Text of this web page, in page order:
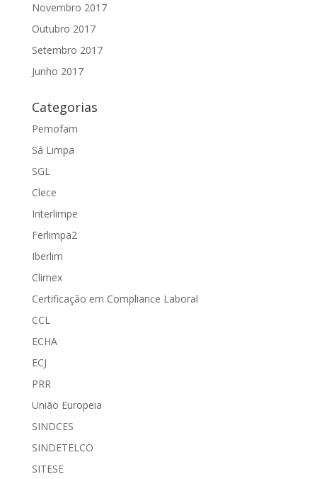
Novembro 2017
Outubro 2017
Setembro 2017
Junho 2017
Categorias
Pemofam
Sá Limpa
SGL
Clece
Interlimpe
Ferlimpa2
Iberlim
Climex
Certificação em Compliance Laboral
CCL
ECHA
ECJ
PRR
União Europeia
SINDCES
SINDETELCO
SITESE